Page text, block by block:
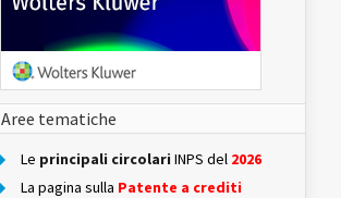
Aree tematiche
Le principali circolari INPS del 2026
La pagina sulla Patente a crediti